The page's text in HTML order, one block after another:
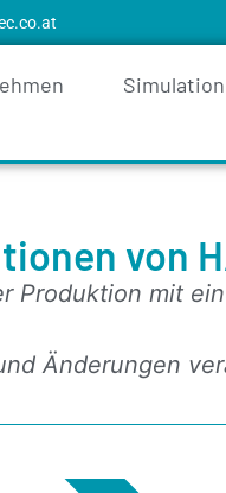
von
Produktion mit
Änderungen